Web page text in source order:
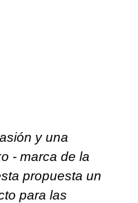
y una
- marca de la
propuesta un
para las